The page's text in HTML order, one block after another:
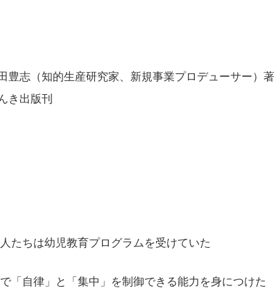
豊志（知的生産研究家、新規事業プロデューサー）著
き出版刊
たちは幼児教育プログラムを受けていた
「自律」と「集中」を制御できる能力を身につけた